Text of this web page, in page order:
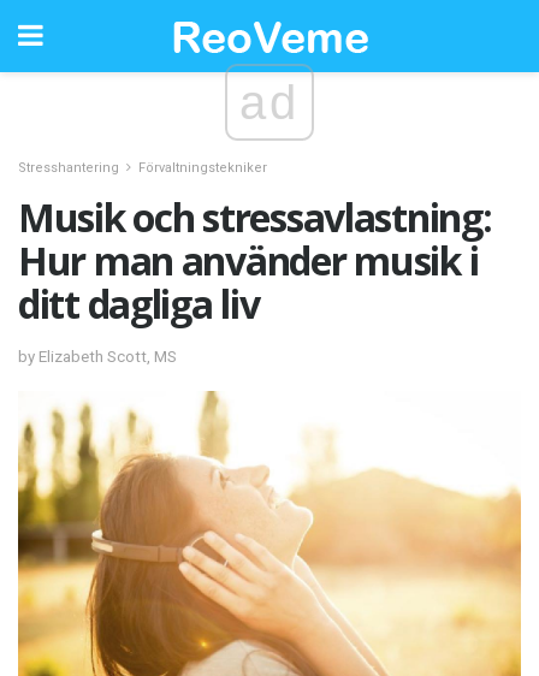
ad
Stresshantering Förvaltningstekniker
Musik och stressavlastning:
Hur man använder musik i
ditt dagliga liv
by Elizabeth Scott, MS